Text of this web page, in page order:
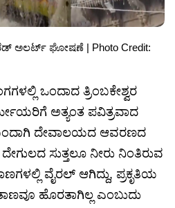
ಅಲರ್ಟ್ ಘೋಷಣೆ | Photo Credit:
ಒಂದಾದ ತ್ರಿಂಬಕೇಶ್ವರ
ಅತ್ಯಂತ ಪವಿತ್ರವಾದ
ದೇವಾಲಯದ ಆವರಣದ
ಸುತ್ತಲೂ ನೀರು ನಿಂತಿರುವ
ವೈರಲ್ ಆಗಿದ್ದು, ಪ್ರಕೃತಿಯ
ಹೊರತಾಗಿಲ್ಲ ಎಂಬುದು